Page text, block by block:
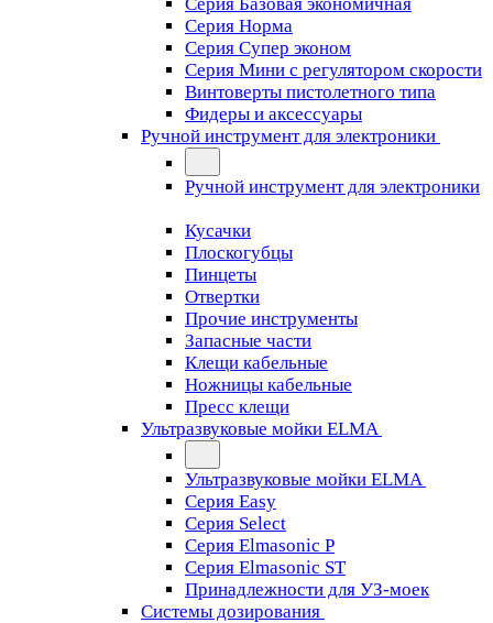
Серия Норма
Серия Cупер эконом
Серия Мини с регулятором скорости
Винтоверты пистолетного типа
Фидеры и аксессуары
Ручной инструмент для электроники
Ручной инструмент для электроники
Кусачки
Плоскогубцы
Пинцеты
Отвертки
Прочие инструменты
Запасные части
Клещи кабельные
Ножницы кабельные
Пресс клещи
Ультразвуковые мойки ELMA
Ультразвуковые мойки ELMA
Серия Easy
Серия Select
Серия Elmasonic P
Серия Elmasonic ST
Принадлежности для УЗ-моек
Системы дозирования